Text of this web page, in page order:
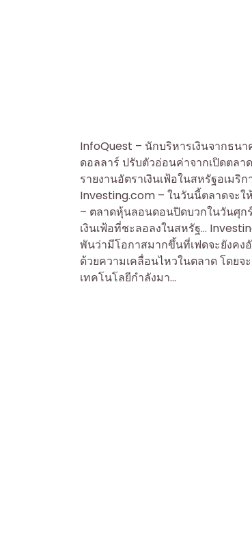
InfoQuest – นักบริหารเงินจากธน
ดอลลาร์ ปรับตัวอ่อนค่าจากเปิดตลา
รายงานอัตราเงินเฟ้อในสหรัฐอเม
Investing.com – ในวันนี้ตลาดจะใ
– ตลาดหุ้นลอนดอนปิดบวกในวันศุก
เงินเฟ้อที่ชะลอลงในสหรัฐ…
พันว่ามีโอกาสมากขึ้นที่เฟดจะยังคง
ด้วยความเคลื่อนไหวในตลาด โดย
เทคโนโลยีกำลังมา…